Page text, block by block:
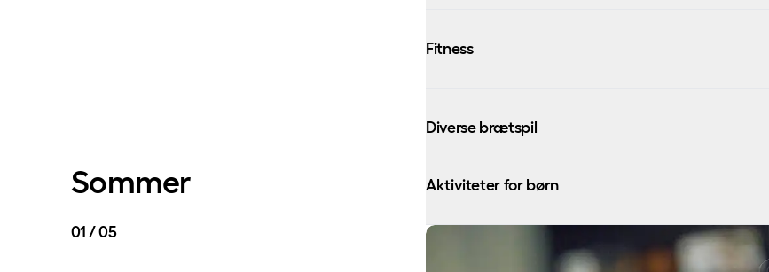
Fitness
Diverse brætspil
Sommer Aktiviteter for børn
01 / 05